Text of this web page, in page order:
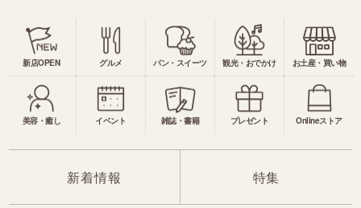
新店OPEN グルメ パン・スイーツ 観光・おでかけ お土産・買い物
美容・癒し イベント 雑誌・書籍 プレゼント Onlineストア
新着情報 特集